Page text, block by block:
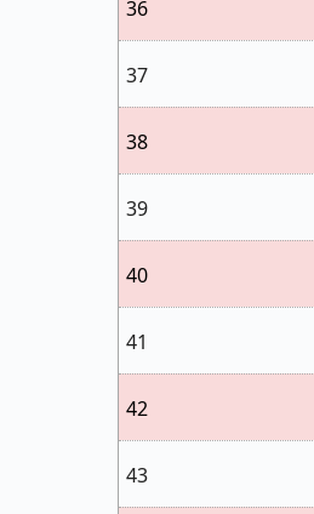
36
37
38
39
40
41
42
43